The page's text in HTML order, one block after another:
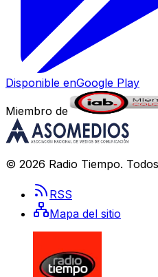
Disponible enGoogle Play
Miembro de
© 2026 Radio Tiempo.
RSS
Mapa del sitio